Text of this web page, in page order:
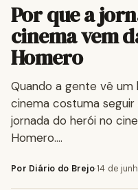
Por que a
cinema vem
Homero
Quando a gente vê um
cinema costuma
jornada do herói no
Homero….
Por Diário do Brejo·14 de